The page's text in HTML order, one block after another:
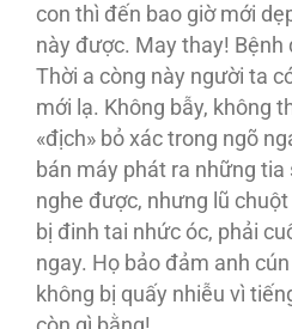
con thì đến bao giờ mới
này được. May thay! Bệnh
Thời a còng này người ta
mới lạ. Không bẫy, không
«địch» bỏ xác trong ngõ
bán máy phát ra những tia
nghe được, nhưng lũ
bị đinh tai nhức óc, phải
ngay. Họ bảo đảm anh
không bị quấy nhiễu vì